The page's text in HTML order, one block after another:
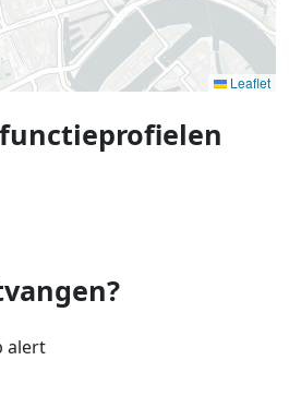
Leaflet
alert